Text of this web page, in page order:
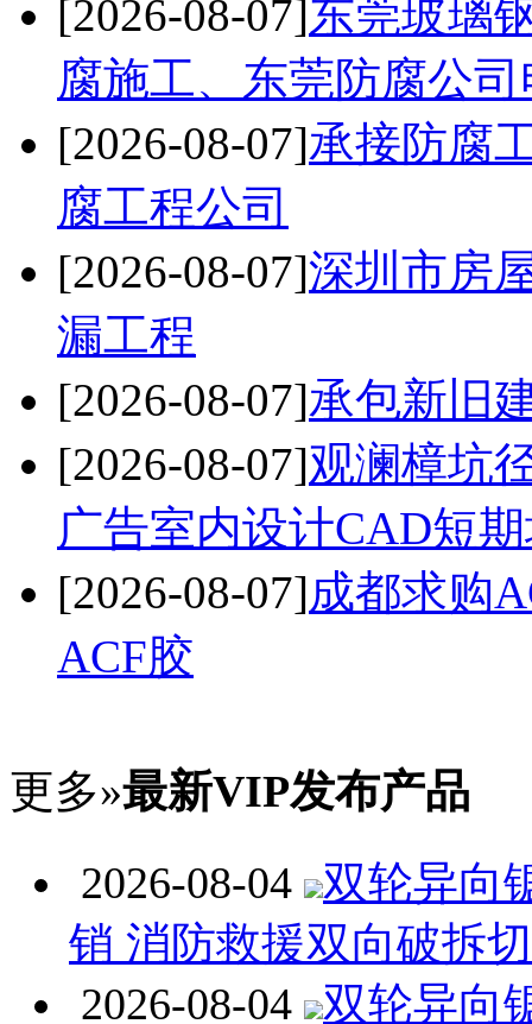
[2026-08-07]东莞玻璃
腐施工、东莞防腐公
[2026-08-07]承接防腐
腐工程公司
[2026-08-07]深圳市房
漏工程
[2026-08-07]承包新旧
[2026-08-07]观澜樟坑
广告室内设计CAD短
[2026-08-07]成都求购
ACF胶
更多»最新VIP发布产品
2026-08-04
双轮异向
销 消防救援双向破拆
2026-08-04
双轮异向